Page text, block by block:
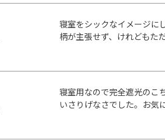
寝室をシックなイメージに
柄が主張せず、けれどもた
寝室用なので完全遮光のこ
いさりげなさでした。お気